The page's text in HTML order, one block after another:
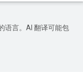
语言。AI 翻译可能包